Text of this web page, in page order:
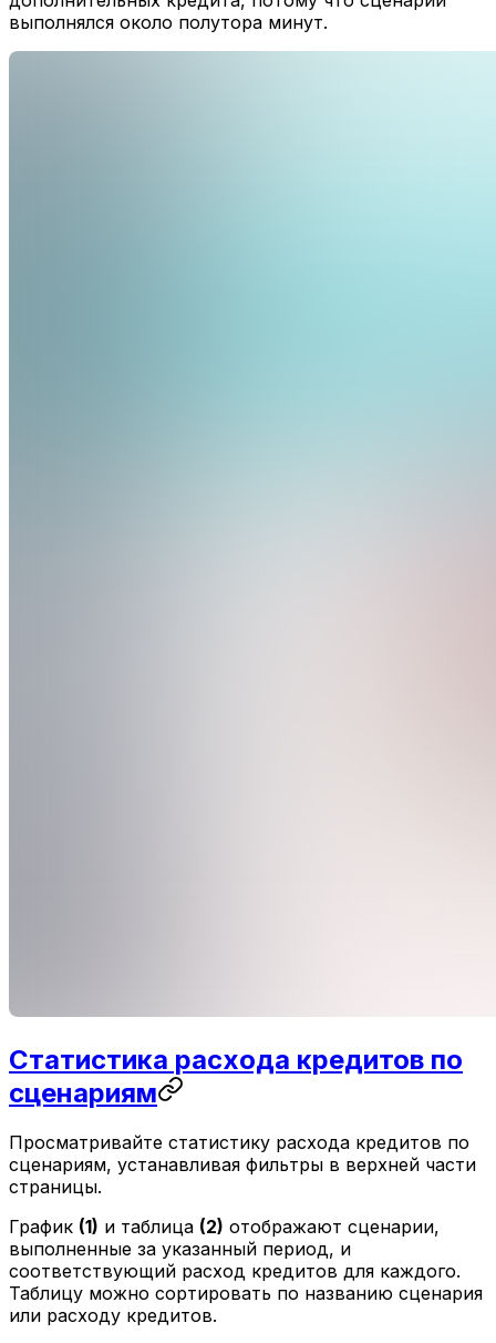
выполнялся около полутора минут.
Статистика расхода кредитов по
сценариям
Просматривайте статистику расхода кредитов по
сценариям, устанавливая фильтры в верхней части
страницы.
График (1) и таблица (2) отображают сценарии,
выполненные за указанный период, и
соответствующий расход кредитов для каждого.
Таблицу можно сортировать по названию сценария
или расходу кредитов.